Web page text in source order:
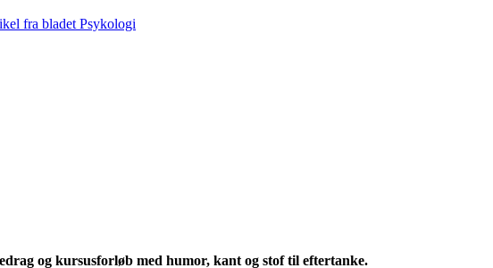
fra bladet Psykologi
og kursusforløb med humor, kant og stof til eftertanke.